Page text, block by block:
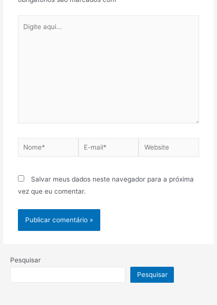
Salvar meus dados neste navegador para a próxima
vez que eu comentar.
Pesquisar
Pesquisar